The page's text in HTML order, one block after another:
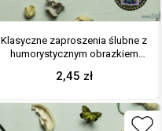
Klasyczne zaproszenia ślubne z
humorystycznym obrazkiem
Młodego i Panią Młodą
ZAP-56-11
2,45 zł